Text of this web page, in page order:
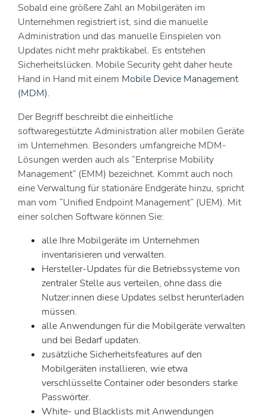
Sobald eine größere Zahl an Mobilgeräten im
Unternehmen registriert ist, sind die manuelle
Administration und das manuelle Einspielen von
Updates nicht mehr praktikabel. Es entstehen
Sicherheitslücken. Mobile Security geht daher heute
Hand in Hand mit einem Mobile Device Management
(MDM).
Der Begriff beschreibt die einheitliche
softwaregestützte Administration aller mobilen Geräte
im Unternehmen. Besonders umfangreiche MDM-
Lösungen werden auch als “Enterprise Mobility
Management” (EMM) bezeichnet. Kommt auch noch
eine Verwaltung für stationäre Endgeräte hinzu, spricht
man vom “Unified Endpoint Management” (UEM). Mit
einer solchen Software können Sie:
alle Ihre Mobilgeräte im Unternehmen
inventarisieren und verwalten.
Hersteller-Updates für die Betriebssysteme von
zentraler Stelle aus verteilen, ohne dass die
Nutzer:innen diese Updates selbst herunterladen
müssen.
alle Anwendungen für die Mobilgeräte verwalten
und bei Bedarf updaten.
zusätzliche Sicherheitsfeatures auf den
Mobilgeräten installieren, wie etwa
verschlüsselte Container oder besonders starke
Passwörter.
White- und Blacklists mit Anwendungen